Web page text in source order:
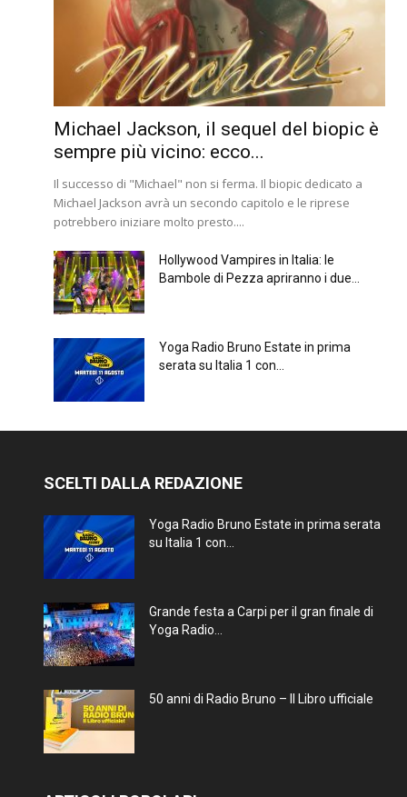
Michael Jackson, il sequel del biopic è
sempre più vicino: ecco...
Il successo di "Michael" non si ferma. Il biopic dedicato a
Michael Jackson avrà un secondo capitolo e le riprese
potrebbero iniziare molto presto....
Hollywood Vampires in Italia: le
Bambole di Pezza apriranno i due...
Yoga Radio Bruno Estate in prima
serata su Italia 1 con...
SCELTI DALLA REDAZIONE
Yoga Radio Bruno Estate in prima serata
su Italia 1 con...
Grande festa a Carpi per il gran finale di
Yoga Radio...
50 anni di Radio Bruno – Il Libro ufficiale